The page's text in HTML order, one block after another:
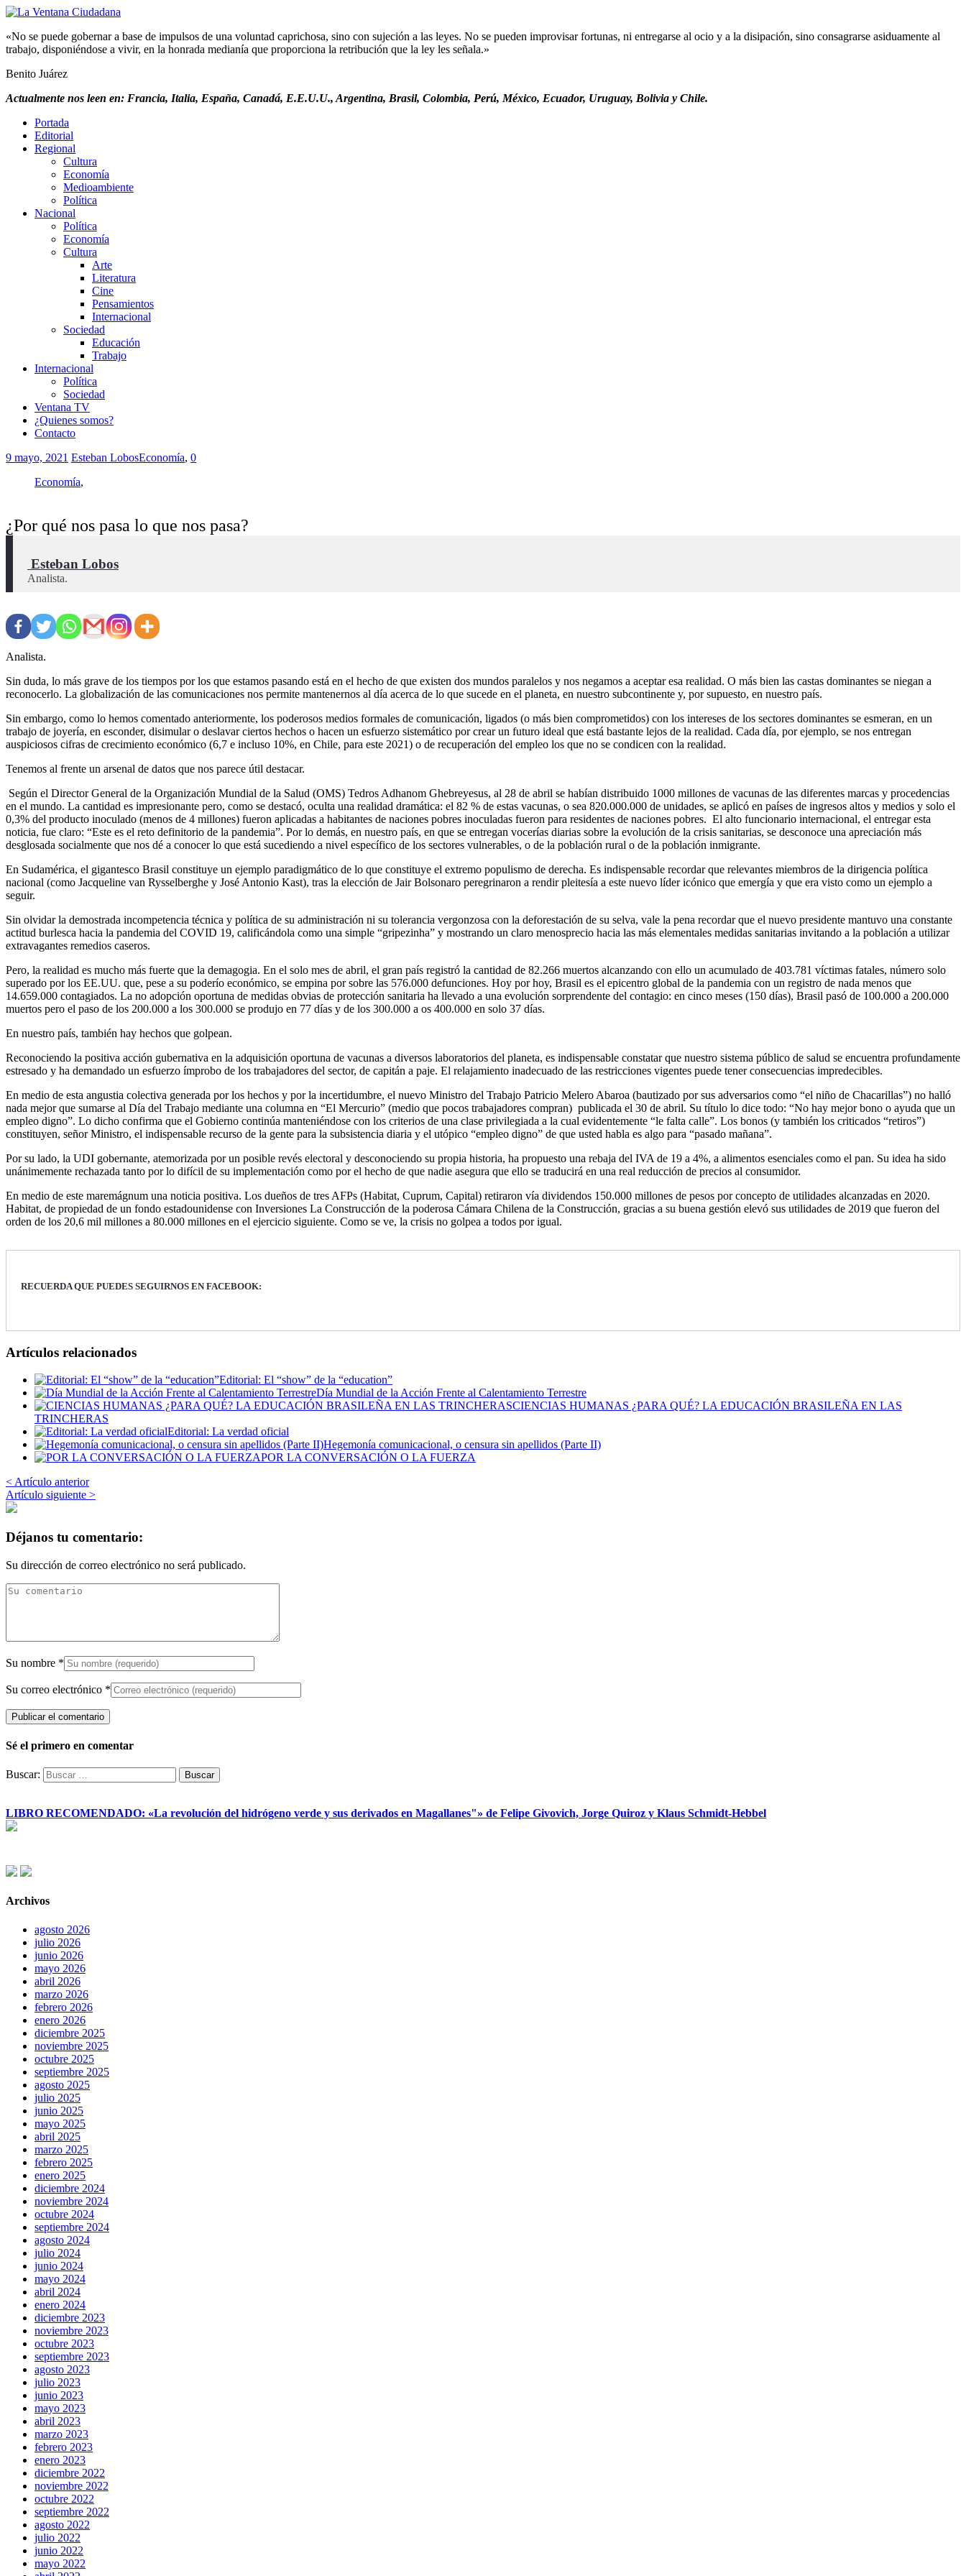
«No se puede gobernar a base de impulsos de una voluntad caprichosa, sino con sujeción a las leyes. No se pueden improvisar fortunas, ni entregarse al ocio y a la disipación, sino consagrarse asiduamente al
trabajo, disponiéndose a vivir, en la honrada medianía que proporciona la retribución que la ley les señala.»
Benito Juárez
Actualmente nos leen en: Francia, Italia, España, Canadá, E.E.U.U., Argentina, Brasil, Colombia, Perú, México, Ecuador, Uruguay, Bolivia y Chile.
Portada
Editorial
Regional
Cultura
Economía
Medioambiente
Política
Nacional
Política
Economía
Cultura
Arte
Literatura
Cine
Pensamientos
Internacional
Sociedad
Educación
Trabajo
Internacional
Política
Sociedad
Ventana TV
¿Quienes somos?
Contacto
9 mayo, 2021 Esteban LobosEconomía, 0
Economía,
¿Por qué nos pasa lo que nos pasa?
Esteban Lobos
Analista.
Analista.
Sin duda, lo más grave de los tiempos por los que estamos pasando está en el hecho de que existen dos mundos paralelos y nos negamos a aceptar esa realidad. O más bien las castas dominantes se niegan a
reconocerlo. La globalización de las comunicaciones nos permite mantenernos al día acerca de lo que sucede en el planeta, en nuestro subcontinente y, por supuesto, en nuestro país.
Sin embargo, como lo hemos comentado anteriormente, los poderosos medios formales de comunicación, ligados (o más bien comprometidos) con los intereses de los sectores dominantes se esmeran, en un
trabajo de joyería, en esconder, disimular o deslavar ciertos hechos o hacen un esfuerzo sistemático por crear un futuro ideal que está bastante lejos de la realidad. Cada día, por ejemplo, se nos entregan
auspiciosos cifras de crecimiento económico (6,7 e incluso 10%, en Chile, para este 2021) o de recuperación del empleo los que no se condicen con la realidad.
Tenemos al frente un arsenal de datos que nos parece útil destacar.
Según el Director General de la Organización Mundial de la Salud (OMS) Tedros Adhanom Ghebreyesus, al 28 de abril se habían distribuido 1000 millones de vacunas de las diferentes marcas y procedencias
en el mundo. La cantidad es impresionante pero, como se destacó, oculta una realidad dramática: el 82 % de estas vacunas, o sea 820.000.000 de unidades, se aplicó en países de ingresos altos y medios y solo el
0,3% del producto inoculado (menos de 4 millones) fueron aplicadas a habitantes de naciones pobres inoculadas fueron para residentes de naciones pobres. El alto funcionario internacional, el entregar esta
noticia, fue claro: “Este es el reto definitorio de la pandemia”. Por lo demás, en nuestro país, en que se entregan vocerías diarias sobre la evolución de la crisis sanitarias, se desconoce una apreciación más
desglosada socialmente que nos dé a conocer lo que está sucediendo a nivel específico de los sectores vulnerables, o de la población rural o de la población inmigrante.
En Sudamérica, el gigantesco Brasil constituye un ejemplo paradigmático de lo que constituye el extremo populismo de derecha. Es indispensable recordar que relevantes miembros de la dirigencia política
nacional (como Jacqueline van Rysselberghe y José Antonio Kast), tras la elección de Jair Bolsonaro peregrinaron a rendir pleitesía a este nuevo líder icónico que emergía y que era visto como un ejemplo a
seguir.
Sin olvidar la demostrada incompetencia técnica y política de su administración ni su tolerancia vergonzosa con la deforestación de su selva, vale la pena recordar que el nuevo presidente mantuvo una constante
actitud burlesca hacia la pandemia del COVID 19, calificándola como una simple “gripezinha” y mostrando un claro menosprecio hacia las más elementales medidas sanitarias invitando a la población a utilizar
extravagantes remedios caseros.
Pero, la realidad es mucho más fuerte que la demagogia. En el solo mes de abril, el gran país registró la cantidad de 82.266 muertos alcanzando con ello un acumulado de 403.781 víctimas fatales, número solo
superado por los EE.UU. que, pese a su poderío económico, se empina por sobre las 576.000 defunciones. Hoy por hoy, Brasil es el epicentro global de la pandemia con un registro de nada menos que
14.659.000 contagiados. La no adopción oportuna de medidas obvias de protección sanitaria ha llevado a una evolución sorprendente del contagio: en cinco meses (150 días), Brasil pasó de 100.000 a 200.000
muertos pero el paso de los 200.000 a los 300.000 se produjo en 77 días y de los 300.000 a os 400.000 en solo 37 días.
En nuestro país, también hay hechos que golpean.
Reconociendo la positiva acción gubernativa en la adquisición oportuna de vacunas a diversos laboratorios del planeta, es indispensable constatar que nuestro sistema público de salud se encuentra profundamente
estresado y ha demandado un esfuerzo ímprobo de los trabajadores del sector, de capitán a paje. El relajamiento inadecuado de las restricciones vigentes puede tener consecuencias impredecibles.
En medio de esta angustia colectiva generada por los hechos y por la incertidumbre, el nuevo Ministro del Trabajo Patricio Melero Abaroa (bautizado por sus adversarios como “el niño de Chacarillas”) no halló
nada mejor que sumarse al Día del Trabajo mediante una columna en “El Mercurio” (medio que pocos trabajadores compran) publicada el 30 de abril. Su título lo dice todo: “No hay mejor bono o ayuda que un
empleo digno”. Lo dicho confirma que el Gobierno continúa manteniéndose con los criterios de una clase privilegiada a la cual evidentemente “le falta calle”. Los bonos (y también los criticados “retiros”)
constituyen, señor Ministro, el indispensable recurso de la gente para la subsistencia diaria y el utópico “empleo digno” de que usted habla es algo para “pasado mañana”.
Por su lado, la UDI gobernante, atemorizada por un posible revés electoral y desconociendo su propia historia, ha propuesto una rebaja del IVA de 19 a 4%, a alimentos esenciales como el pan. Su idea ha sido
unánimemente rechazada tanto por lo difícil de su implementación como por el hecho de que nadie asegura que ello se traducirá en una real reducción de precios al consumidor.
En medio de este maremágnum una noticia positiva. Los dueños de tres AFPs (Habitat, Cuprum, Capital) retiraron vía dividendos 150.000 millones de pesos por concepto de utilidades alcanzadas en 2020.
Habitat, de propiedad de un fondo estadounidense con Inversiones La Construcción de la poderosa Cámara Chilena de la Construcción, gracias a su buena gestión elevó sus utilidades de 2019 que fueron del
orden de los 20,6 mil millones a 80.000 millones en el ejercicio siguiente. Como se ve, la crisis no golpea a todos por igual.
RECUERDA QUE PUEDES SEGUIRNOS EN FACEBOOK:
Artículos relacionados
Editorial: El “show” de la “education”
Día Mundial de la Acción Frente al Calentamiento Terrestre
CIENCIAS HUMANAS ¿PARA QUÉ? LA EDUCACIÓN BRASILEÑA EN LAS
TRINCHERAS
Editorial: La verdad oficial
Hegemonía comunicacional, o censura sin apellidos (Parte II)
POR LA CONVERSACIÓN O LA FUERZA
< Artículo anterior
Artículo siguiente >
Déjanos tu comentario:
Su dirección de correo electrónico no será publicado.
Su nombre *
Su correo electrónico *
Sé el primero en comentar
Buscar:
LIBRO RECOMENDADO: «La revolución del hidrógeno verde y sus derivados en Magallanes"» de Felipe Givovich, Jorge Quiroz y Klaus Schmidt-Hebbel
Archivos
agosto 2026
julio 2026
junio 2026
mayo 2026
abril 2026
marzo 2026
febrero 2026
enero 2026
diciembre 2025
noviembre 2025
octubre 2025
septiembre 2025
agosto 2025
julio 2025
junio 2025
mayo 2025
abril 2025
marzo 2025
febrero 2025
enero 2025
diciembre 2024
noviembre 2024
octubre 2024
septiembre 2024
agosto 2024
julio 2024
junio 2024
mayo 2024
abril 2024
enero 2024
diciembre 2023
noviembre 2023
octubre 2023
septiembre 2023
agosto 2023
julio 2023
junio 2023
mayo 2023
abril 2023
marzo 2023
febrero 2023
enero 2023
diciembre 2022
noviembre 2022
octubre 2022
septiembre 2022
agosto 2022
julio 2022
junio 2022
mayo 2022